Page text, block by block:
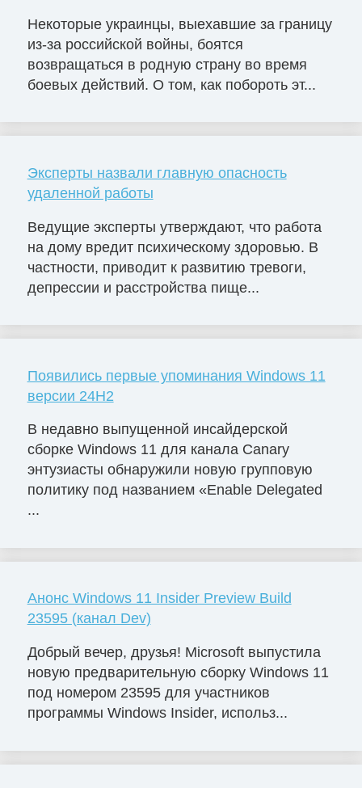
Некоторые украинцы, выехавшие за границу
из-за российской войны, боятся
возвращаться в родную страну во время
боевых действий. О том, как побороть эт...
Эксперты назвали главную опасность
удаленной работы
Ведущие эксперты утверждают, что работа
на дому вредит психическому здоровью. В
частности, приводит к развитию тревоги,
депрессии и расстройства пище...
Появились первые упоминания Windows 11
версии 24H2
В недавно выпущенной инсайдерской
сборке Windows 11 для канала Canary
энтузиасты обнаружили новую групповую
политику под названием «Enable Delegated
...
Анонс Windows 11 Insider Preview Build
23595 (канал Dev)
Добрый вечер, друзья! Microsoft выпустила
новую предварительную сборку Windows 11
под номером 23595 для участников
программы Windows Insider, использ...